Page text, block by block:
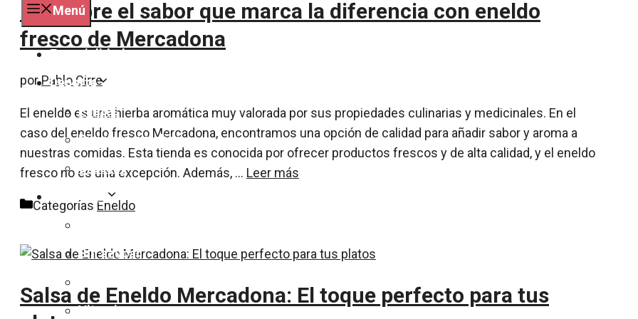
Menú
Especialidades
Deporte
Pilates
Bicicleta y ciclismo
Crossfit
Sin azucar
Vitaminas
Descubre el sabor que marca la diferencia con eneldo
fresco de Mercadona
porPablo Cirre
El eneldo es una hierba aromática muy valorada por sus propiedades culinarias y medicinales. En el
caso del eneldo fresco Mercadona, encontramos una opción de calidad para añadir sabor y aroma a
nuestras comidas. Esta tienda es conocida por ofrecer productos frescos y de alta calidad, y el eneldo
fresco no es una excepción. Además, … Leer más
Categorías Eneldo
Salsa de Eneldo Mercadona: El toque perfecto para tus